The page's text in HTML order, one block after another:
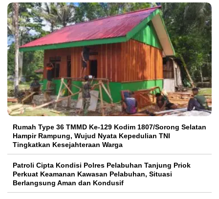
Rumah Type 36 TMMD Ke-129 Kodim 1807/Sorong Selatan
Hampir Rampung, Wujud Nyata Kepedulian TNI
Tingkatkan Kesejahteraan Warga
Patroli Cipta Kondisi Polres Pelabuhan Tanjung Priok
Perkuat Keamanan Kawasan Pelabuhan, Situasi
Berlangsung Aman dan Kondusif